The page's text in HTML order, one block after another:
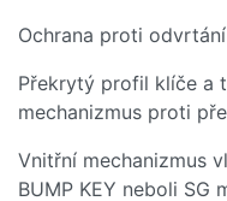
Ochrana proti odvrtání
Překrytý profil klíče a
mechanizmus proti
Vnitřní mechanizmus
BUMP KEY neboli